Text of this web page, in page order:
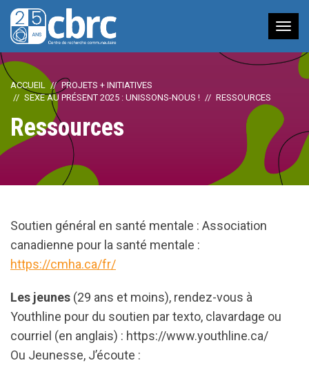
à
ACCUEIL
PROJETS + INITIATIVES
SEXE AU PRÉSENT 2025 : UNISSONS-NOUS !
RESSOURCES
Ressources
Soutien général en santé mentale : Association
canadienne pour la santé mentale :
https://cmha.ca/fr/
Les jeunes (29 ans et moins), rendez-vous à
Youthline pour du soutien par texto, clavardage ou
courriel (en anglais) : https://www.youthline.ca/
Ou Jeunesse, J’écoute :